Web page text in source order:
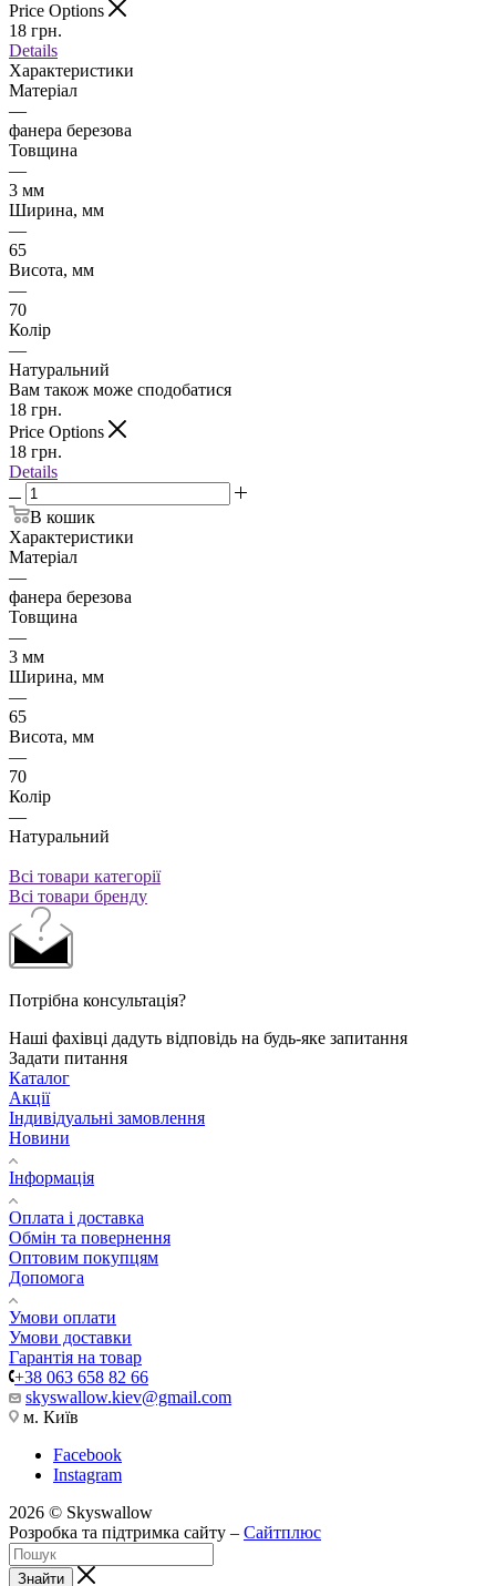
Price Options
18 грн.
Details
Характеристики
Матеріал
—
фанера березова
Товщина
—
3 мм
Ширина, мм
—
65
Висота, мм
—
70
Колір
—
Натуральний
Вам також може сподобатися
18 грн.
Price Options
18 грн.
Details
В кошик
Характеристики
Матеріал
—
фанера березова
Товщина
—
3 мм
Ширина, мм
—
65
Висота, мм
—
70
Колір
—
Натуральний
Всі товари категорії
Всі товари бренду
Потрібна консультація?
Наші фахівці дадуть відповідь на будь-яке запитання
Задати питання
Каталог
Акції
Індивідуальні замовлення
Новини
Інформація
Оплата і доставка
Обмін та повернення
Оптовим покупцям
Допомога
Умови оплати
Умови доставки
Гарантія на товар
+38 063 658 82 66
skyswallow.kiev@gmail.com
м. Київ
Facebook
Instagram
2026 © Skyswallow
Розробка та підтримка сайту – Сайтплюс
Знайти